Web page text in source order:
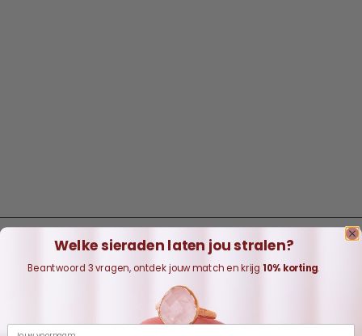
Contact
NEEM CONTACT OP
Welke sieraden laten jou stralen?
Beantwoord 3 vragen, ontdek jouw match en krijg10% korting
Naam